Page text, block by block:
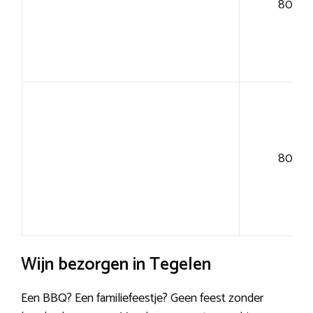
80+
80+
Wijn bezorgen in Tegelen
Een BBQ? Een familiefeestje? Geen feest zonder